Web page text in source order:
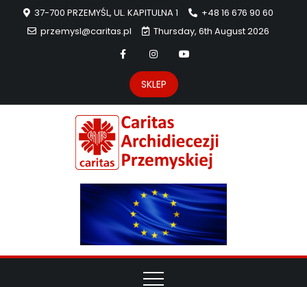
37-700 PRZEMYŚL, UL. KAPITULNA 1
+48 16 676 90 60
przemysl@caritas.pl
Thursday, 6th August 2026
SKLEP